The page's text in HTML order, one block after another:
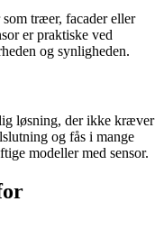
træer, facader eller
er praktiske ved
og synligheden.
løsning, der ikke kræver
og fås i mange
modeller med sensor.